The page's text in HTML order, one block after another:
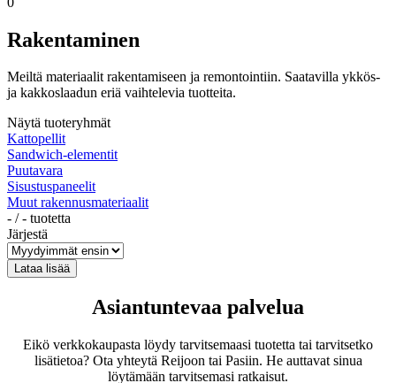
Rakentaminen
Meiltä materiaalit rakentamiseen ja remontointiin. Saatavilla ykkös-
ja kakkoslaadun eriä vaihtelevia tuotteita.
Näytä tuoteryhmät
Kattopellit
Sandwich-elementit
Puutavara
Sisustuspaneelit
Muut rakennusmateriaalit
- /- tuotetta
Järjestä
Asiantuntevaa palvelua
Eikö verkkokaupasta löydy tarvitsemaasi tuotetta tai tarvitsetko
lisätietoa? Ota yhteytä Reijoon tai Pasiin. He auttavat sinua
löytämään tarvitsemasi ratkaisut.